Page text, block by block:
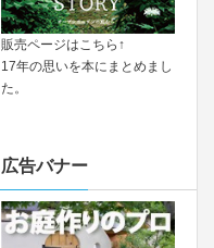
販売ページはこちら↑
17年の思いを本にまとめまし
た。
広告バナー